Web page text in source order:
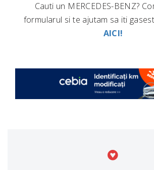
Cauti un MERCEDES-BENZ?
formularul si te ajutam sa iti
AICI!